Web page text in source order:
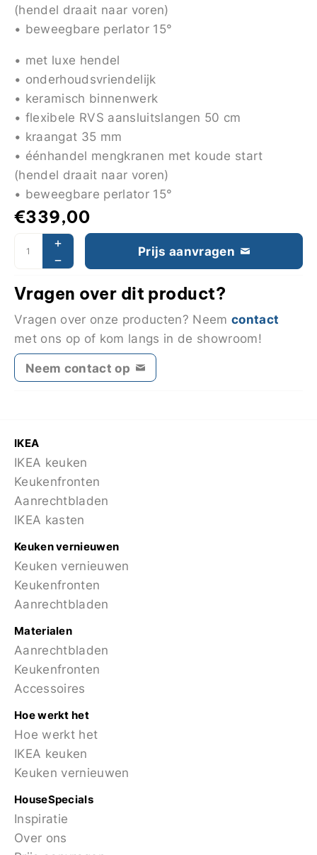
(hendel draait naar voren)
• beweegbare perlator 15°
• met luxe hendel
• onderhoudsvriendelijk
• keramisch binnenwerk
• flexibele RVS aansluitslangen 50 cm
• kraangat 35 mm
• éénhandel mengkranen met koude start
(hendel draait naar voren)
• beweegbare perlator 15°
€339,00
Prijs aanvragen
Vragen over dit product?
Vragen over onze producten? Neem contact
met ons op of kom langs in de showroom!
Neem contact op
IKEA
IKEA keuken
Keukenfronten
Aanrechtbladen
IKEA kasten
Keuken vernieuwen
Keuken vernieuwen
Keukenfronten
Aanrechtbladen
Materialen
Aanrechtbladen
Keukenfronten
Accessoires
Hoe werkt het
Hoe werkt het
IKEA keuken
Keuken vernieuwen
HouseSpecials
Inspiratie
Over ons